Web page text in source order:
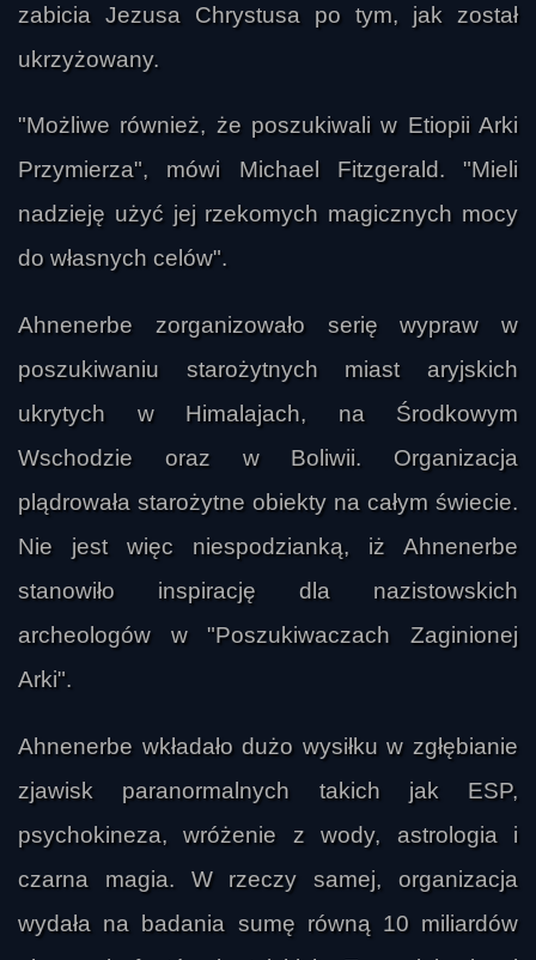
zabicia Jezusa Chrystusa po tym, jak został
ukrzyżowany.
"Możliwe również, że poszukiwali w Etiopii Arki
Przymierza", mówi Michael Fitzgerald. "Mieli
nadzieję użyć jej rzekomych magicznych mocy
do własnych celów".
Ahnenerbe zorganizowało serię wypraw w
poszukiwaniu starożytnych miast aryjskich
ukrytych w Himalajach, na Środkowym
Wschodzie oraz w Boliwii. Organizacja
plądrowała starożytne obiekty na całym świecie.
Nie jest więc niespodzianką, iż Ahnenerbe
stanowiło inspirację dla nazistowskich
archeologów w "Poszukiwaczach Zaginionej
Arki".
Ahnenerbe wkładało dużo wysiłku w zgłębianie
zjawisk paranormalnych takich jak ESP,
psychokineza, wróżenie z wody, astrologia i
czarna magia. W rzeczy samej, organizacja
wydała na badania sumę równą 10 miliardów